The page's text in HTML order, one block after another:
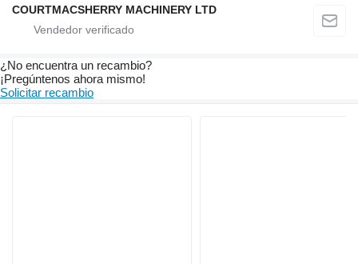
COURTMACSHERRY MACHINERY LTD
¿No encuentra un recambio?
¡Pregúntenos ahora mismo!
Solicitar recambio